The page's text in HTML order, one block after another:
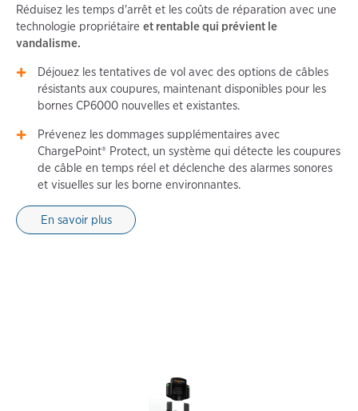
Réduisez les temps d'arrêt et les coûts de réparation avec une
technologie propriétaire et rentable qui prévient le
vandalisme.
Déjouez les tentatives de vol avec des options de câbles
résistants aux coupures, maintenant disponibles pour les
bornes CP6000 nouvelles et existantes.
Prévenez les dommages supplémentaires avec
ChargePoint® Protect, un système qui détecte les coupures
de câble en temps réel et déclenche des alarmes sonores
et visuelles sur les borne environnantes.
En savoir plus